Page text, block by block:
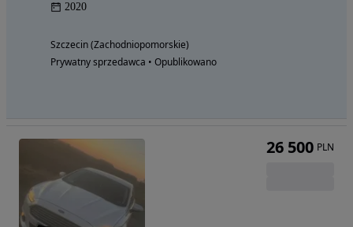
2020
Szczecin (Zachodniopomorskie)
Prywatny sprzedawca • Opublikowano
26 500 PLN